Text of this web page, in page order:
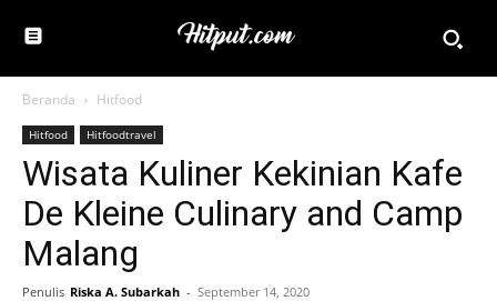
Beranda Hitfood
Hitfood Hitfoodtravel
Wisata Kuliner Kekinian Kafe
De Kleine Culinary and Camp
Malang
Penulis Riska A. Subarkah - September 14, 2020